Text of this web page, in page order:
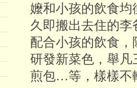
嬤和小孩的飲食
久即搬出去住的
配合小孩的飲食
研發新菜色，舉
煎包…等，樣樣不